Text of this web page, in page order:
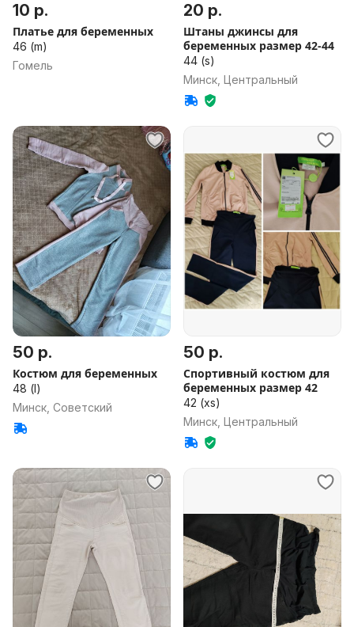
10 р.
Платье для беременных
46 (m)
Гомель
20 р.
Штаны джинсы для
беременных размер 42-44
44 (s)
Минск, Центральный
50 р.
Костюм для беременных
48 (l)
Минск, Советский
50 р.
Спортивный костюм для
беременных размер 42
42 (xs)
Минск, Центральный